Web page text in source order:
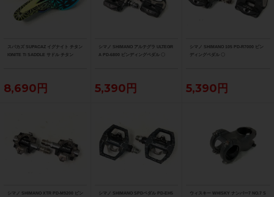
スパカズ SUPACAZ イグナイト チタン
IGNITE Ti SADDLE サドル チタン
8,690円
シマノ SHIMANO アルテグラ ULTEGR
A PD-6800 ビンディングペダル 〇
5,390円
シマノ SHIMANO 105 PD-R7000 ビン
ディングペダル 〇
5,390円
シマノ SHIMANO XTR PD-M9200 ビン
シマノ SHIMANO SPDペダル PD-EH5
ウィスキー WHISKY ナンバー7 NO.7 S